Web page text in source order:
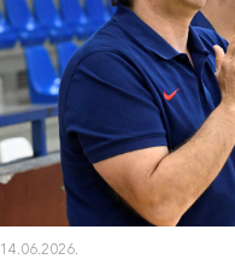
14.06.2026.